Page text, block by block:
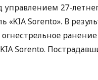
27-
«KIA Sorento». В
Sorento.